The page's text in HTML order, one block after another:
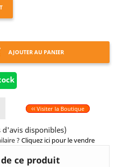
AJOUTER AU PANIER
Visiter la Boutique
d'avis disponibles)
? Cliquez ici pour le vendre
ce produit